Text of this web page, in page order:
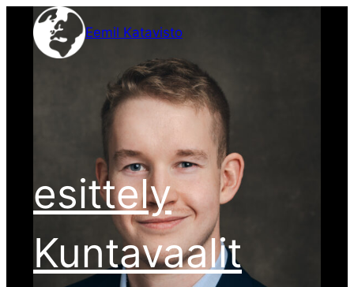
Siirry
sisältöön
Eemil Katavisto
esittely
Kuntavaalit